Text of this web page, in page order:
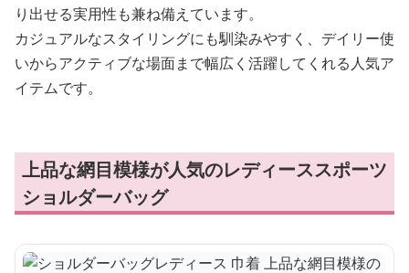
り出せる実用性も兼ね備えています。
カジュアルなスタイリングにも馴染みやすく、デイリー使
いからアクティブな場面まで幅広く活躍してくれる人気ア
イテムです。
上品な網目模様が人気のレディーススポーツ
ショルダーバッグ